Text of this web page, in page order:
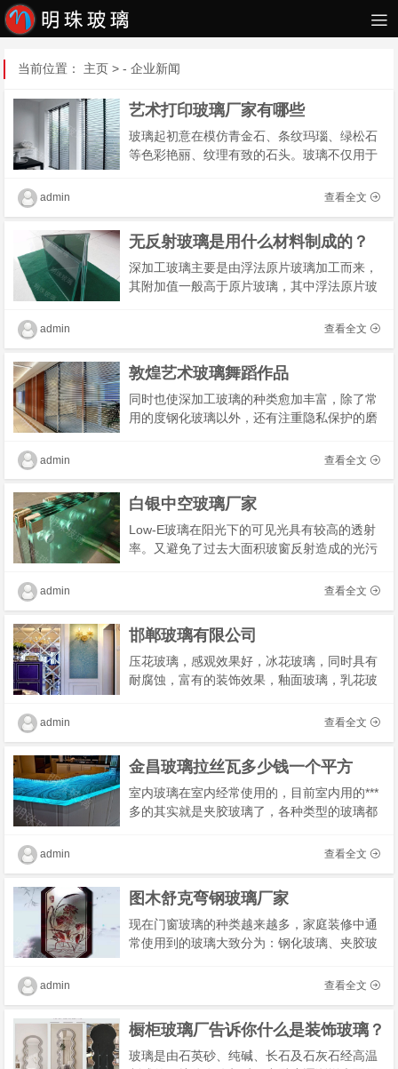
当前位置： 主页 > - 企业新闻
艺术打印玻璃厂家有哪些
玻璃起初意在模仿青金石、条纹玛瑙、绿松石
等色彩艳丽、纹理有致的石头。玻璃不仅用于
受到各个地区、时代人们的喜爱。与宝石相
查看全文
admin
无反射玻璃是用什么材料制成的？
深加工玻璃主要是由浮法原片玻璃加工而来，
其附加值一般高于原片玻璃，其中浮法原片玻
较为透明，行业内出厂价格差异较小，不同公
查看全文
admin
敦煌艺术玻璃舞蹈作品
同时也使深加工玻璃的种类愈加丰富，除了常
用的度钢化玻璃以外，还有注重隐私保护的磨
玻璃、夹丝玻璃等，钢化标是高温油墨通过丝
查看全文
admin
白银中空玻璃厂家
Low-E玻璃在阳光下的可见光具有较高的透射
率。又避免了过去大面积玻窗反射造成的光污
室外看，既保证了建筑物良好的采光而反射率
查看全文
admin
邯郸玻璃有限公司
压花玻璃，感观效果好，冰花玻璃，同时具有
耐腐蚀，富有的装饰效果，釉面玻璃，乳花玻
异，刻花玻璃，喷花玻璃，主要是制作的花纹
查看全文
admin
金昌玻璃拉丝瓦多少钱一个平方
室内玻璃在室内经常使用的，目前室内用的***
多的其实就是夹胶玻璃了，各种类型的玻璃都
胶玻璃如何选购？下面就让小编来为大家做一
查看全文
admin
图木舒克弯钢玻璃厂家
现在门窗玻璃的种类越来越多，家庭装修中通
常使用到的玻璃大致分为：钢化玻璃、夹胶玻
磨砂玻璃以及长虹玻璃，每个家庭都可以按照
查看全文
admin
橱柜玻璃厂告诉你什么是装饰玻璃？
玻璃是由石英砂、纯碱、长石及石灰石经高温